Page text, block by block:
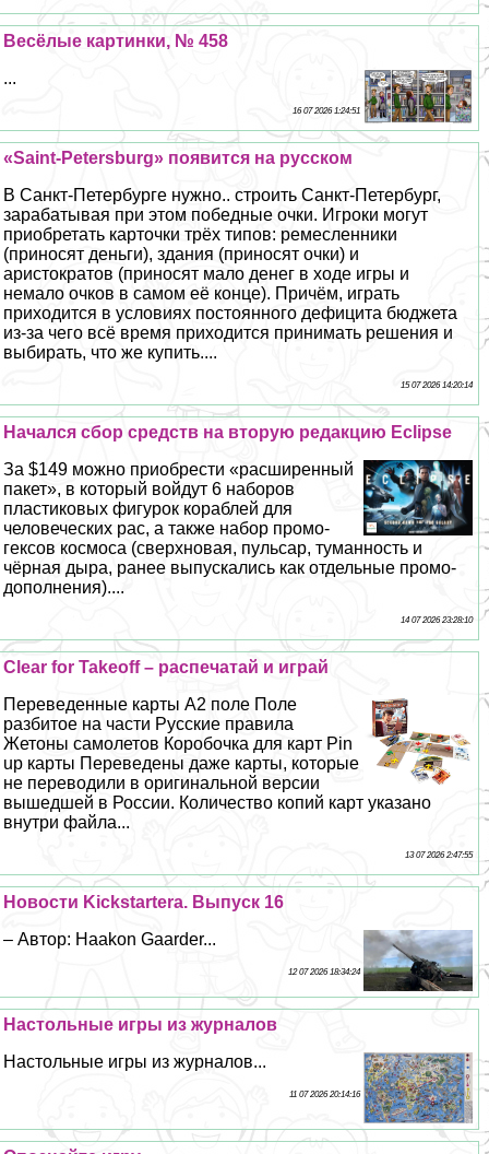
Весёлые картинки, № 458
...
16 07 2026 1:24:51
«Saint-Petersburg» появится на русском
В Санкт-Петербурге нужно.. строить Санкт-Петербург,
заpaбатывая при этом победные очки. Игроки могут
приобретать карточки трёх типов: ремесленники
(приносят деньги), здания (приносят очки) и
аристократов (приносят мало денег в ходе игры и
немало очков в самом её конце). Причём, играть
приходится в условиях постоянного дефицита бюджета
из-за чего всё время приходится принимать решения и
выбирать, что же купить....
15 07 2026 14:20:14
Начался сбор средств на вторую редакцию Eclipse
За $149 можно приобрести «расширенный
пакет», в который войдут 6 наборов
пластиковых фигурок кораблей для
человеческих рас, а также набор промо-
гексов космоса (сверхновая, пульсар, туманность и
чёрная дыра, ранее выпускались как отдельные промо-
дополнения)....
14 07 2026 23:28:10
Clear for Takeoff – распечатай и играй
Переведенные карты А2 поле Поле
разбитое на части Русские правила
Жетоны самолетов Коробочка для карт Pin
up карты Переведены даже карты, которые
не переводили в оригинальной версии
вышедшей в России. Количество копий карт указано
внутри файла...
13 07 2026 2:47:55
Новости Kickstarterа. Выпуск 16
– Автор: Haakon Gaarder...
12 07 2026 18:34:24
Настольные игры из журналов
Настольные игры из журналов...
11 07 2026 20:14:16